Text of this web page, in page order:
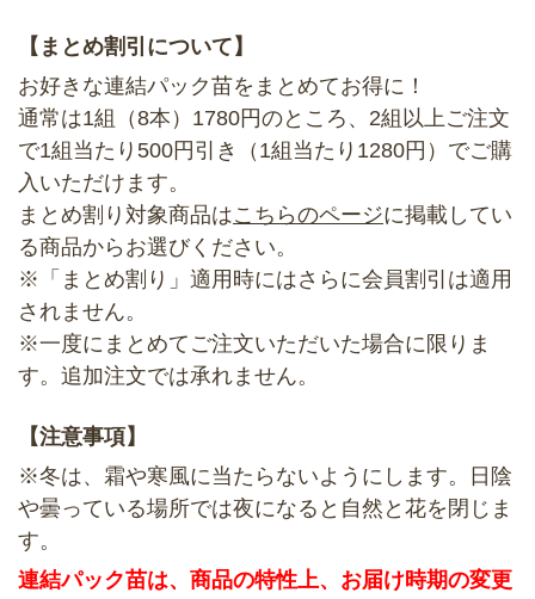
【まとめ割引について】
お好きな連結パック苗をまとめてお得に！
通常は1組（8本）1780円のところ、2組以上ご注文
で1組当たり500円引き（1組当たり1280円）でご購
入いただけます。
まとめ割り対象商品はこちらのページに掲載してい
る商品からお選びください。
※「まとめ割り」適用時にはさらに会員割引は適用
されません。
※一度にまとめてご注文いただいた場合に限りま
す。追加注文では承れません。
【注意事項】
※冬は、霜や寒風に当たらないようにします。日陰
や曇っている場所では夜になると自然と花を閉じま
す。
連結パック苗は、商品の特性上、お届け時期の変更